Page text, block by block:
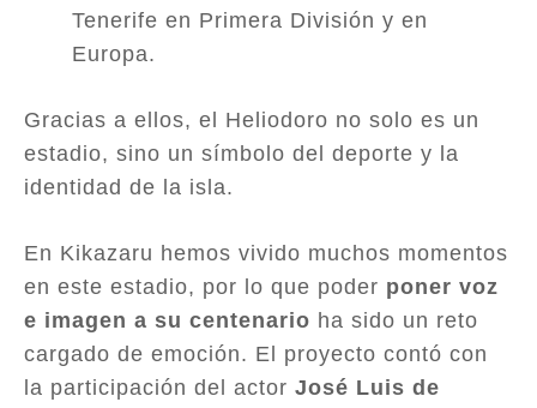
Tenerife en Primera División y en
Europa.
Gracias a ellos, el Heliodoro no solo es un
estadio, sino un símbolo del deporte y la
identidad de la isla.
En Kikazaru hemos vivido muchos momentos
en este estadio, por lo que poder poner voz
e imagen a su centenario ha sido un reto
cargado de emoción. El proyecto contó con
la participación del actor José Luis de